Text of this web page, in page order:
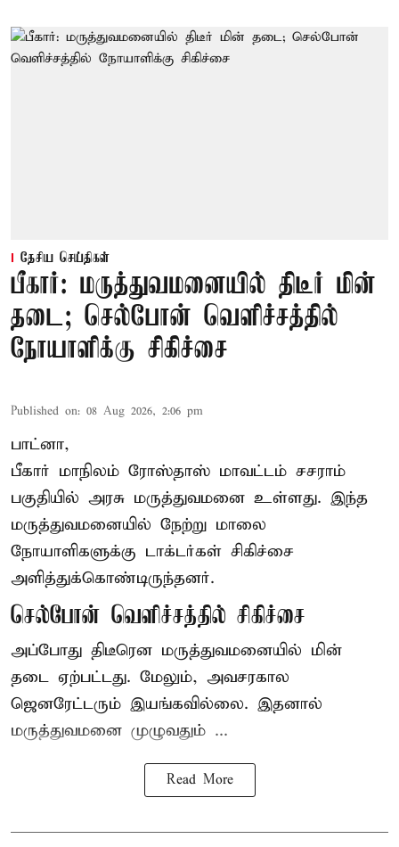
தேசிய செய்திகள்
பீகார்: மருத்துவமனையில் திடீர் மின்
தடை; செல்போன் வெளிச்சத்தில்
நோயாளிக்கு சிகிச்சை
Published on: 08 Aug 2026, 2:06 pm
பாட்னா,
பீகார் மாநிலம் ரோஸ்தாஸ் மாவட்டம் சசராம்
பகுதியில் அரசு மருத்துவமனை உள்ளது. இந்த
மருத்துவமனையில் நேற்று மாலை
நோயாளிகளுக்கு டாக்டர்கள் சிகிச்சை
அளித்துக்கொண்டிருந்தனர்.
செல்போன் வெளிச்சத்தில் சிகிச்சை
அப்போது திடீரென மருத்துவமனையில் மின்
தடை ஏற்பட்டது. மேலும், அவசரகால
ஜெனரேட்டரும் இயங்கவில்லை. இதனால்
மருத்துவமனை முழுவதும் ...
Read More